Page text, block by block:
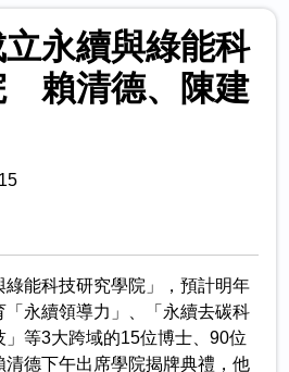
永續與綠能科
賴清德、陳建
能科技研究學院」，預計明年
永續領導力」、「永續去碳科
等3大跨域的15位博士、90位
德下午出席學院揭牌典禮，他